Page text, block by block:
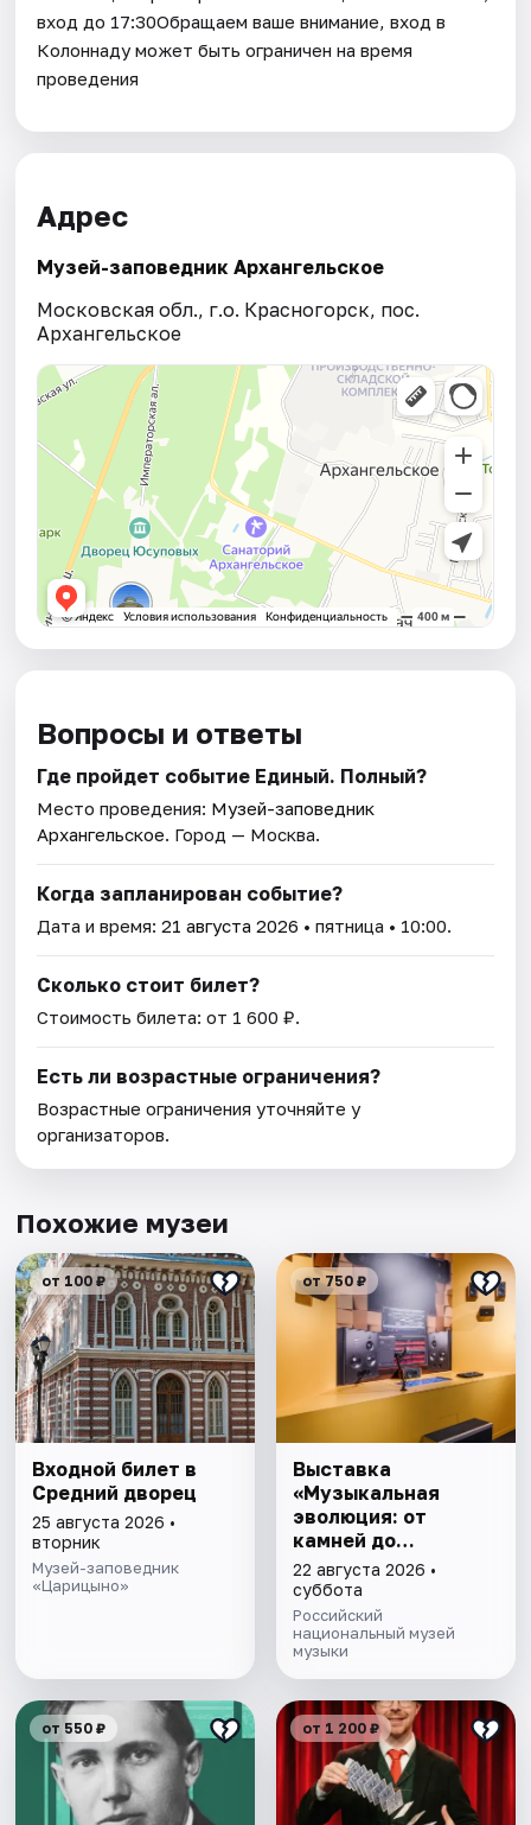
вход до 17:30Обращаем ваше внимание, вход в
Колоннаду может быть ограничен на время
проведения
Адрес
Музей-заповедник Архангельское
Московская обл., г.о. Красногорск, пос.
Архангельское
Вопросы и ответы
Где пройдет событие Единый. Полный?
Место проведения: Музей-заповедник
Архангельское. Город — Москва.
Когда запланирован событие?
Дата и время:21 августа 2026 • пятница • 10:00.
Сколько стоит билет?
Стоимость билета: от 1 600 ₽.
Есть ли возрастные ограничения?
Возрастные ограничения уточняйте у
организаторов.
Похожие музеи
от 100 ₽
Входной билет в
Средний дворец
25 августа 2026 •
вторник
Музей-заповедник
«Царицыно»
от 750 ₽
Выставка
«Музыкальная
эволюция: от
камней до
нейросети»
22 августа 2026 •
суббота
Российский
национальный музей
музыки
от 550 ₽ от 1 200 ₽